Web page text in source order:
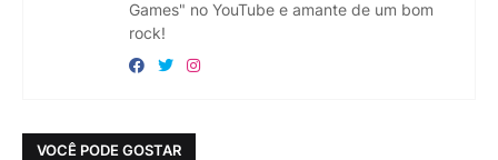
Games" no YouTube e amante de um bom
rock!
VOCÊ PODE GOSTAR